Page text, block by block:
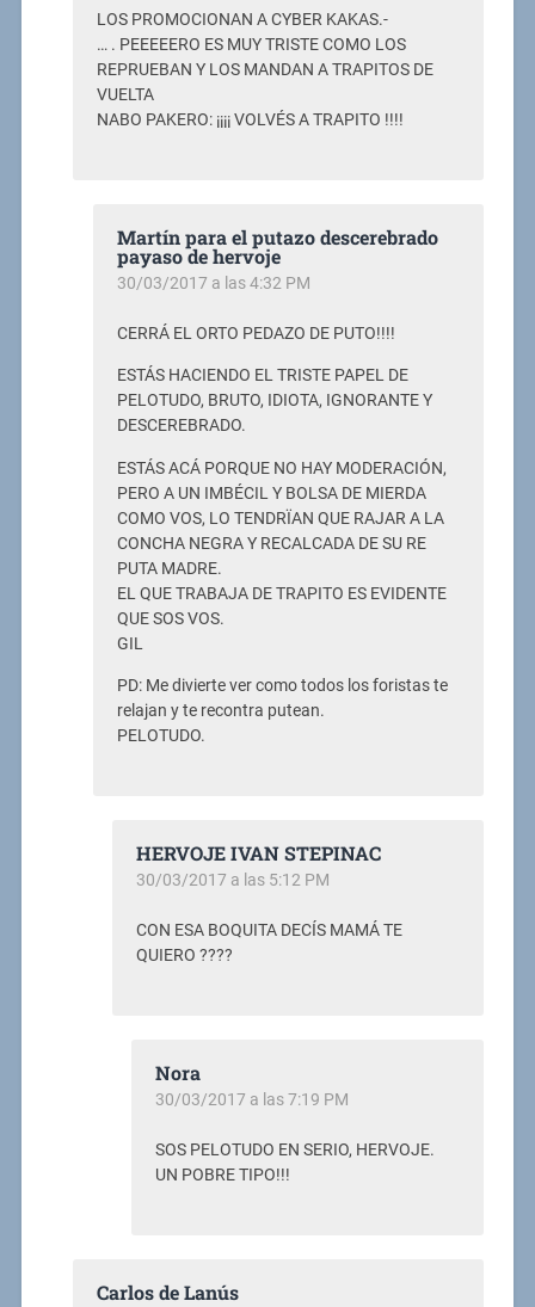
LOS PROMOCIONAN A CYBER KAKAS.-
… . PEEEEERO ES MUY TRISTE COMO LOS
REPRUEBAN Y LOS MANDAN A TRAPITOS DE
VUELTA
NABO PAKERO: ¡¡¡¡ VOLVÉS A TRAPITO !!!!
Martín para el putazo descerebrado
payaso de hervoje
30/03/2017 a las 4:32 PM
CERRÁ EL ORTO PEDAZO DE PUTO!!!!
ESTÁS HACIENDO EL TRISTE PAPEL DE
PELOTUDO, BRUTO, IDIOTA, IGNORANTE Y
DESCEREBRADO.
ESTÁS ACÁ PORQUE NO HAY MODERACIÓN,
PERO A UN IMBÉCIL Y BOLSA DE MIERDA
COMO VOS, LO TENDRÏAN QUE RAJAR A LA
CONCHA NEGRA Y RECALCADA DE SU RE
PUTA MADRE.
EL QUE TRABAJA DE TRAPITO ES EVIDENTE
QUE SOS VOS.
GIL
PD: Me divierte ver como todos los foristas te
relajan y te recontra putean.
PELOTUDO.
HERVOJE IVAN STEPINAC
30/03/2017 a las 5:12 PM
CON ESA BOQUITA DECÍS MAMÁ TE
QUIERO ????
Nora
30/03/2017 a las 7:19 PM
SOS PELOTUDO EN SERIO, HERVOJE.
UN POBRE TIPO!!!
Carlos de Lanús